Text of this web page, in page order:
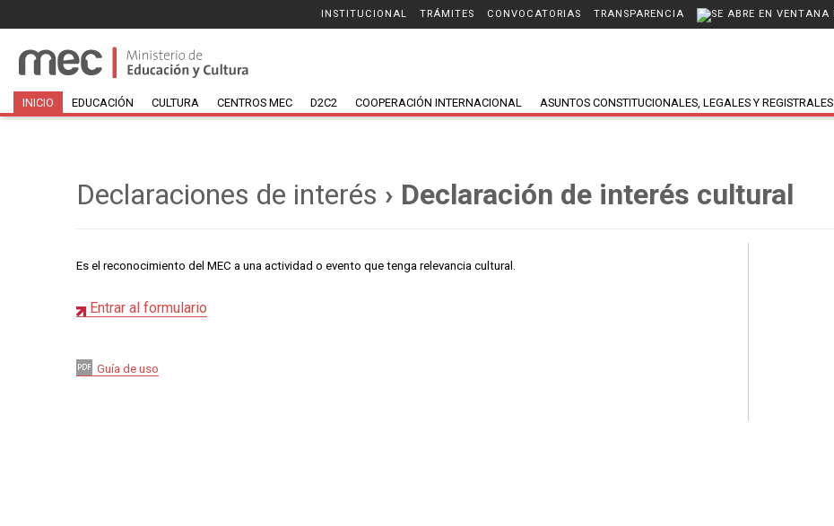
INSTITUCIONAL TRÁMITES CONVOCATORIAS TRANSPARENCIA
INICIO EDUCACIÓN CULTURA CENTROS MEC D2C2 COOPERACIÓN INTERNACIONAL ASUNTOS CONSTITUCIONALES, LEGALES Y REGISTRALES
Declaraciones de interés › Declaración de interés cultural
Es el reconocimiento del MEC a una actividad o evento que tenga relevancia cultural.
Entrar al formulario
Guía de uso